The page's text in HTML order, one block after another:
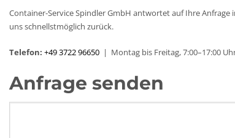
Container-Service Spindler GmbH antwortet auf Ihre
uns schnellstmöglich zurück.
Telefon: +49 3722 96650 | Montag bis Freitag, 7:00–17:00
Anfrage senden